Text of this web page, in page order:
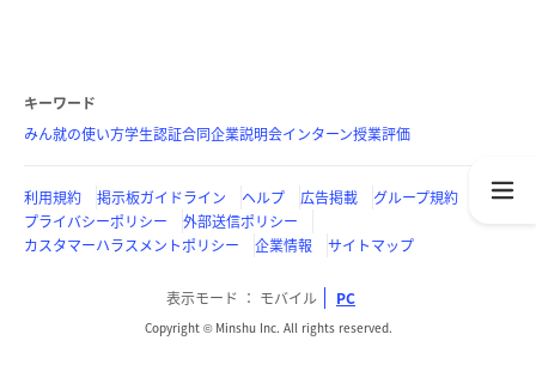
キーワード
みん就の使い方学生認証合同企業説明会インターン授業評価
利用規約 掲示板ガイドライン ヘルプ 広告掲載
グループ規約
プライバシーポリシー
外部送信ポリシー
カスタマーハラスメントポリシー
企業情報 サイトマップ
表示モード モバイル PC
Copyright © Minshu Inc. All rights reserved.